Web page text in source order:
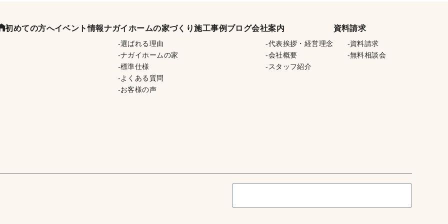
初めての方へイベント情報ナガイホームの家づくり
選ばれる理由
ナガイホームの家
標準仕様
よくある質問
お客様の声
施工事例 ブログ会社案内
代表挨拶・経営理念
会社概要
スタッフ紹介
資料請求
資料請求
無料相談会